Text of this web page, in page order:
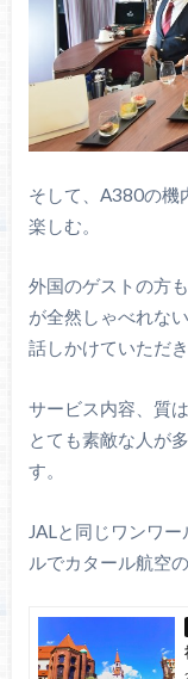
そして、A380の機
楽しむ。
外国のゲストの方
が全然しゃべれな
話しかけていただき
サービス内容、質
とても素敵な人が
す。
JALと同じワンワ
ルでカタール航空